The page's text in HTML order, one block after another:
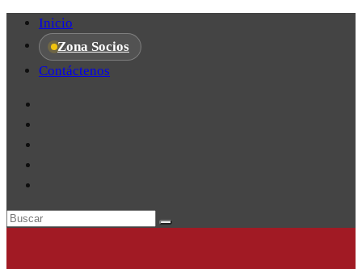
Inicio
Zona Socios
Contáctenos